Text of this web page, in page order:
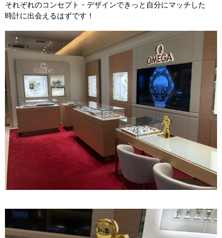
それぞれのコンセプト・デザインできっと自分にマッチした
時計に出会えるはずです！